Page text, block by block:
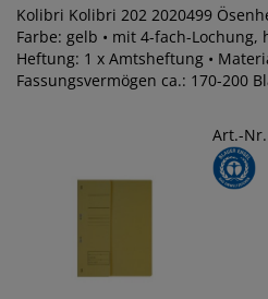
Kolibri Kolibri 202 2020499
Farbe: gelb • mit 4-fach-Lochung,
Heftung: 1 x Amtsheftung •
Fassungsvermögen ca.: 170-200
Art.-Nr.